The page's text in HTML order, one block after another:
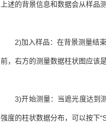
上述的背景信息和数据会从样品
2)加入样品：在背景测量结束
前，右方的测量数据柱状图应该
3)开始测量：当遮光度达到测
强度的柱状数据分布，可以按下